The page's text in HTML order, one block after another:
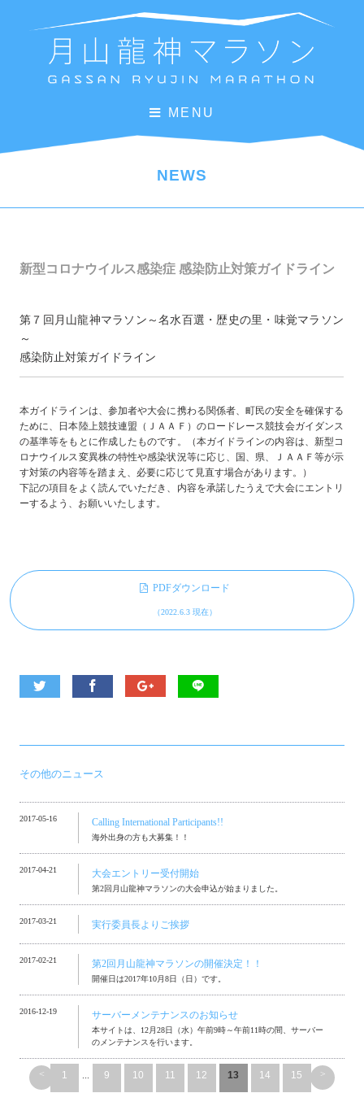
MENU
NEWS
新型コロナウイルス感染症 感染防止対策ガイドライン
第７回月山龍神マラソン～名水百選・歴史の里・味覚マラソン
～
感染防止対策ガイドライン
本ガイドラインは、参加者や大会に携わる関係者、町民の安全を確保する
ために、日本陸上競技連盟（ＪＡＡＦ）のロードレース競技会ガイダンス
の基準等をもとに作成したものです。（本ガイドラインの内容は、新型コ
ロナウイルス変異株の特性や感染状況等に応じ、国、県、ＪＡＡＦ等が示
す対策の内容等を踏まえ、必要に応じて見直す場合があります。）
下記の項目をよく読んでいただき、内容を承諾したうえで大会にエントリ
ーするよう、お願いいたします。
PDFダウンロード
（2022.6.3 現在）
その他のニュース
2017-05-16 Calling International Participants!!
海外出身の方も大募集！！
2017-04-21 大会エントリー受付開始
第2回月山龍神マラソンの大会申込が始まりました。
2017-03-21 実行委員長よりご挨拶
2017-02-21 第2回月山龍神マラソンの開催決定！！
開催日は2017年10月8日（日）です。
2016-12-19 サーバーメンテナンスのお知らせ
本サイトは、12月28日（水）午前9時～午前11時の間、サーバー
のメンテナンスを行います。
< 1 ... 9 10 11 12 13 14 15 >